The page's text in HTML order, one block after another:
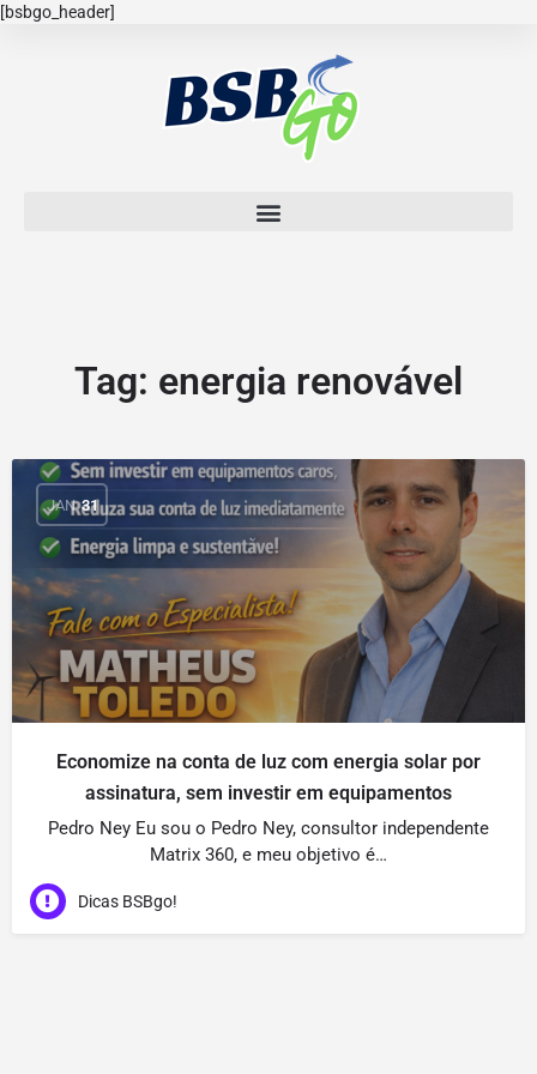
[bsbgo_header]
Tag: energia renovável
JAN 31
Economize na conta de luz com energia solar por
assinatura, sem investir em equipamentos
Pedro Ney Eu sou o Pedro Ney, consultor independente
Matrix 360, e meu objetivo é…
Dicas BSBgo!